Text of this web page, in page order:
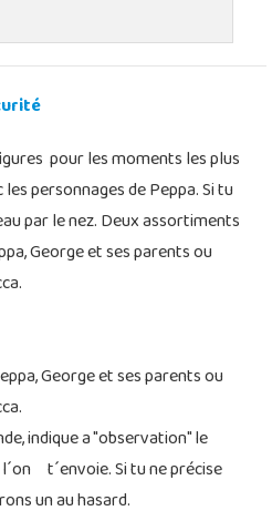
pour les moments les plus
personnages de Peppa. Si tu
par le nez. Deux assortiments
George et ses parents ou
George et ses parents ou
indique a "observation" le
t´envoie. Si tu ne précise
un au hasard.